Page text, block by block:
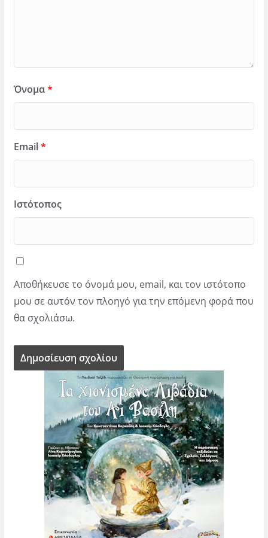
Όνομα*
Email*
Ιστότοπος
Αποθήκευσε το όνομά μου, email, και τον ιστότοπο
μου σε αυτόν τον πλοηγό για την επόμενη φορά που
θα σχολιάσω.